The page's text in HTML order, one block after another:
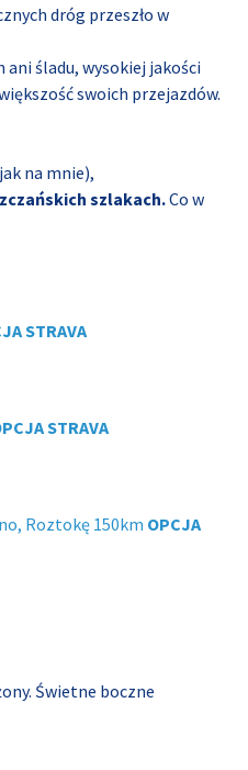
dróg przeszło w
ani śladu, wysokiej jakości
swoich przejazdów.
na mnie),
szlakach.Co w
STRAVA
STRAVA
Roztokę 150km OPCJA
Świetne boczne